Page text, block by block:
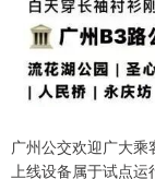
广州公交欢迎广大
上线设备属于试点